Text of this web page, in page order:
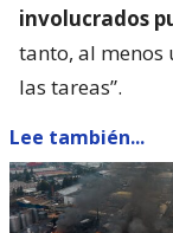
involucrados
tanto, al
las tareas”.
Lee también...